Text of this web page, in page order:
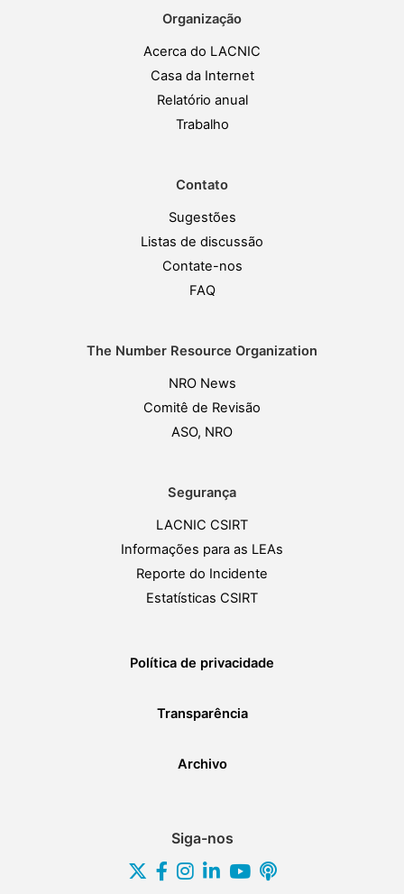
Organização
Acerca do LACNIC
Casa da Internet
Relatório anual
Trabalho
Contato
Sugestões
Listas de discussão
Contate-nos
FAQ
The Number Resource Organization
NRO News
Comitê de Revisão
ASO, NRO
Segurança
LACNIC CSIRT
Informações para as LEAs
Reporte do Incidente
Estatísticas CSIRT
Política de privacidade
Transparência
Archivo
Siga-nos